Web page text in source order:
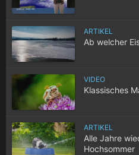
ARTIKEL
Ab welcher
VIDEO
Klassisches
ARTIKEL
Alle Jahre
Hochsommer